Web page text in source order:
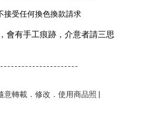
接受任何換色換款請求
會有手工痕跡，介意者請三思
意轉載．修改．使用商品照 |